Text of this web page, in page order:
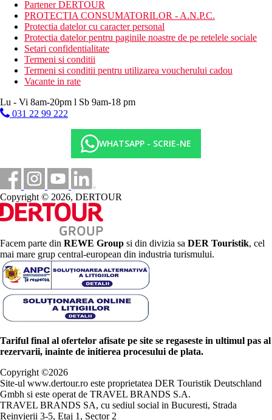
Partener DERTOUR
PROTECTIA CONSUMATORILOR - A.N.P.C.
Protectia datelor cu caracter personal
Protectia datelor pentru paginile noastre de pe retelele sociale
Setari confidentialitate
Termeni si conditii
Termeni si conditii pentru utilizarea voucherului cadou
Vacante in rate
Lu - Vi 8am-20pm l Sb 9am-18 pm
031 22 99 222
WHATSAPP - SCRIE-NE
Copyright © 2026, DERTOUR
Facem parte din REWE Group si din divizia sa DER Touristik, cel
mai mare grup central-european din industria turismului.
Tariful final al ofertelor afisate pe site se regaseste in ultimul pas al
rezervarii, inainte de initierea procesului de plata.
Copyright ©2026
Site-ul www.dertour.ro este proprietatea DER Touristik Deutschland
Gmbh si este operat de TRAVEL BRANDS S.A.
TRAVEL BRANDS SA, cu sediul social in Bucuresti, Strada
Reinvierii 3-5, Etaj 1, Sector 2